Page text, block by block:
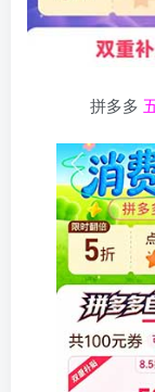
拼多多